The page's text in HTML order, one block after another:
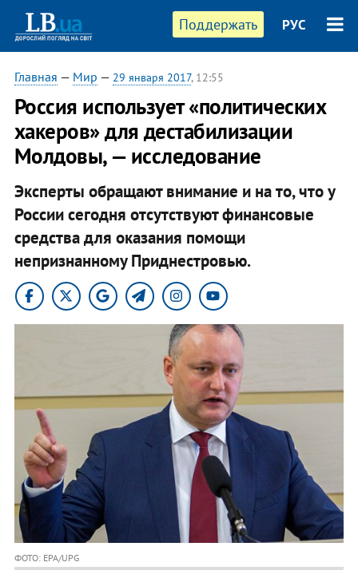
Поддержать РУС
Главная — Мир — 29 января 2017, 12:55
Россия использует «политических
хакеров» для дестабилизации
Молдовы, — исследование
Эксперты обращают внимание и на то, что у
России сегодня отсутствуют финансовые
средства для оказания помощи
непризнанному Приднестровью.
ФОТО: EPA/UPG